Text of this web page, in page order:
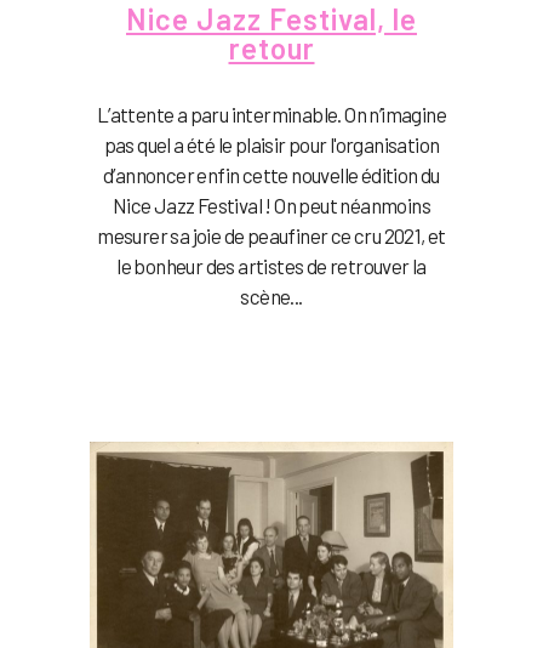
Nice Jazz Festival, le
retour
L’attente a paru interminable. On n’imagine
pas quel a été le plaisir pour l'organisation
d’annoncer enfin cette nouvelle édition du
Nice Jazz Festival ! On peut néanmoins
mesurer sa joie de peaufiner ce cru 2021, et
le bonheur des artistes de retrouver la
scène...